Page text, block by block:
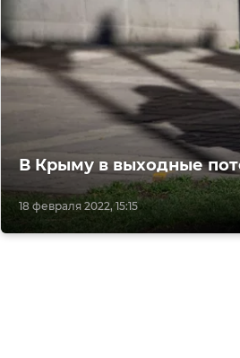
18 февраля 2022, 15:15
В Крыму в выходные